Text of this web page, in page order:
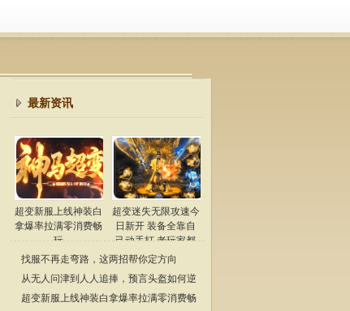
最新资讯
超变新服上线神装白
拿爆率拉满零消费畅
玩
超变迷失无限攻速今
日新开 装备全靠自
己动手打 老玩家都
懂
找服不再走弯路，这两招帮你定方向
从无人问津到人人追捧，预言头盔如何逆
袭成为传奇经典？
超变新服上线神装白拿爆率拉满零消费畅